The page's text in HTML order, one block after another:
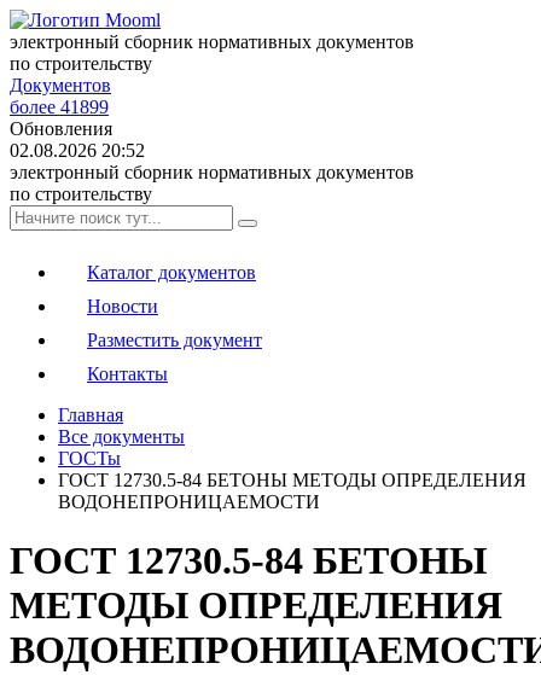
электронный сборник нормативных документов
по строительству
Документов
более 41899
Обновления
02.08.2026 20:52
электронный сборник нормативных документов
по строительству
Каталог документов
Новости
Разместить документ
Контакты
Главная
Все документы
ГОСТы
ГОСТ 12730.5-84 БЕТОНЫ МЕТОДЫ ОПРЕДЕЛЕНИЯ
ВОДОНЕПРОНИЦАЕМОСТИ
ГОСТ 12730.5-84 БЕТОНЫ
МЕТОДЫ ОПРЕДЕЛЕНИЯ